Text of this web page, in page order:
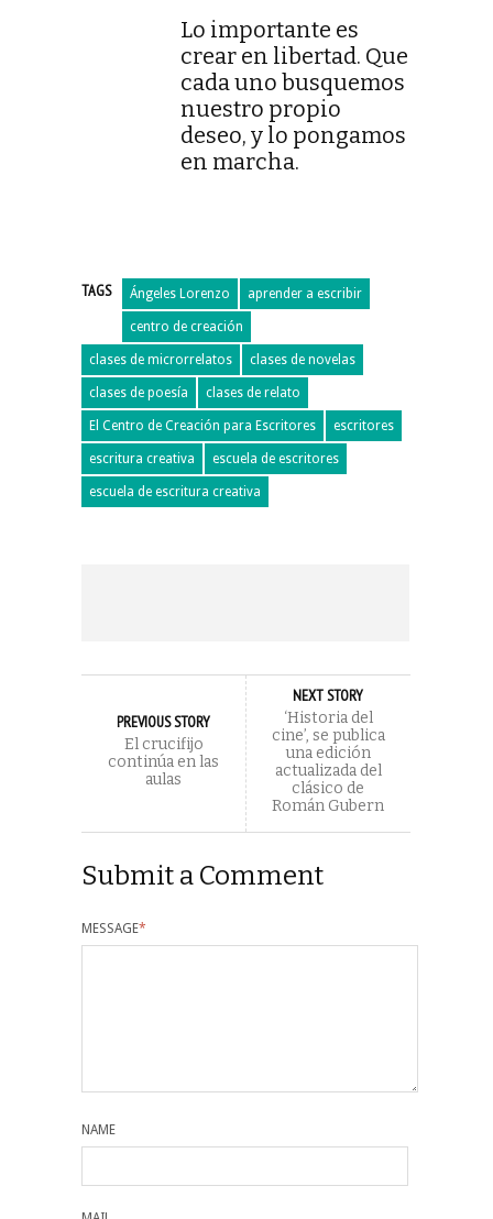
Lo importante es
crear en libertad. Que
cada uno busquemos
nuestro propio
deseo, y lo pongamos
en marcha.
TAGS Ángeles Lorenzo aprender a escribir
centro de creación
clases de microrrelatos clases de novelas
clases de poesía clases de relato
El Centro de Creación para Escritores escritores
escritura creativa escuela de escritores
escuela de escritura creativa
PREVIOUS STORY
El crucifijo
continúa en las
aulas
NEXT STORY
‘Historia del
cine’, se publica
una edición
actualizada del
clásico de
Román Gubern
Submit a Comment
MESSAGE*
NAME